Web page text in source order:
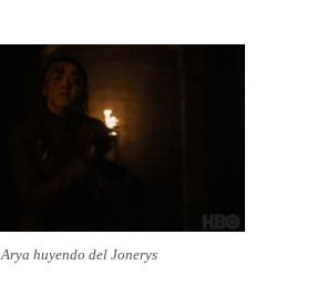
Arya huyendo del Jonerys